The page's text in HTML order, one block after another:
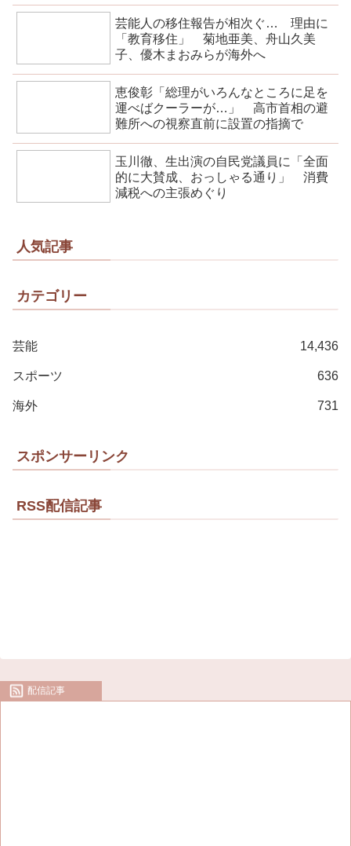
芸能人の移住報告が相次ぐ… 理由に
「教育移住」 菊地亜美、舟山久美
子、優木まおみらが海外へ
恵俊彰「総理がいろんなところに足を
運べばクーラーが…」 高市首相の避
難所への視察直前に設置の指摘で
玉川徹、生出演の自民党議員に「全面
的に大賛成、おっしゃる通り」 消費
減税への主張めぐり
人気記事
カテゴリー
芸能 14,436
スポーツ 636
海外 731
スポンサーリンク
RSS配信記事
配信記事